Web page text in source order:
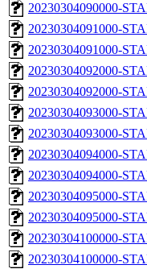
20230304090000-
20230304091000-
20230304091000-
20230304092000-
20230304092000-
20230304093000-
20230304093000-
20230304094000-
20230304094000-
20230304095000-
20230304095000-
20230304100000-
20230304100000-